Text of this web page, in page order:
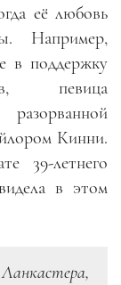
её любовь
Например,
в поддержку
певица
Кинни.
39-летнего
в этом